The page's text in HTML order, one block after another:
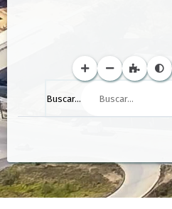
Buscar...